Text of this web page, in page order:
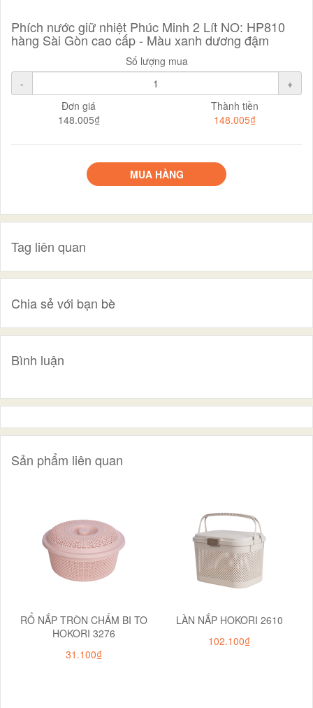
Phích nước giữ nhiệt Phúc Minh 2 Lít NO: HP810
hàng Sài Gòn cao cấp - Màu xanh dương đậm
Số lượng mua
-
+
Đơn giá
148.005₫
Thành tiền
148.005₫
MUA HÀNG
Tag liên quan
Chia sẻ với bạn bè
Bình luận
Sản phẩm liên quan
RỔ NẮP TRÒN CHẤM BI TO
HOKORI 3276
31.100₫
LÀN NẮP HOKORI 2610
102.100₫